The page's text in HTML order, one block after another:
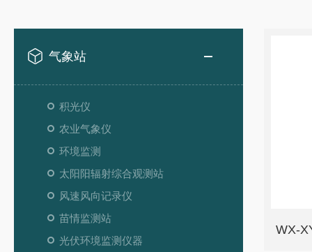
气象站
积光仪
农业气象仪
环境监测
太阳阳辐射综合观测站
风速风向记录仪
苗情监测站
光伏环境监测仪器
WX-